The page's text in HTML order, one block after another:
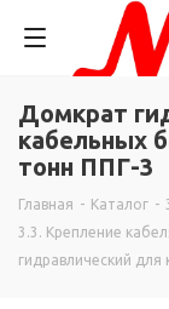
Домкрат
кабельных
тонн ППГ-3
Главная - Каталог -
3.3. Крепление
гидравлический